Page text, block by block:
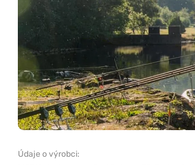
Údaje o výrobci: